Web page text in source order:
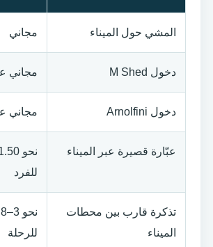
المشي حول الميناء مجاني
دخول M Shed مجاني
دخول Arnolfini مجاني
عبّارة قصيرة عبر الميناء
للفرد
تذكرة قارب بين محطات
الميناء
للرحلة